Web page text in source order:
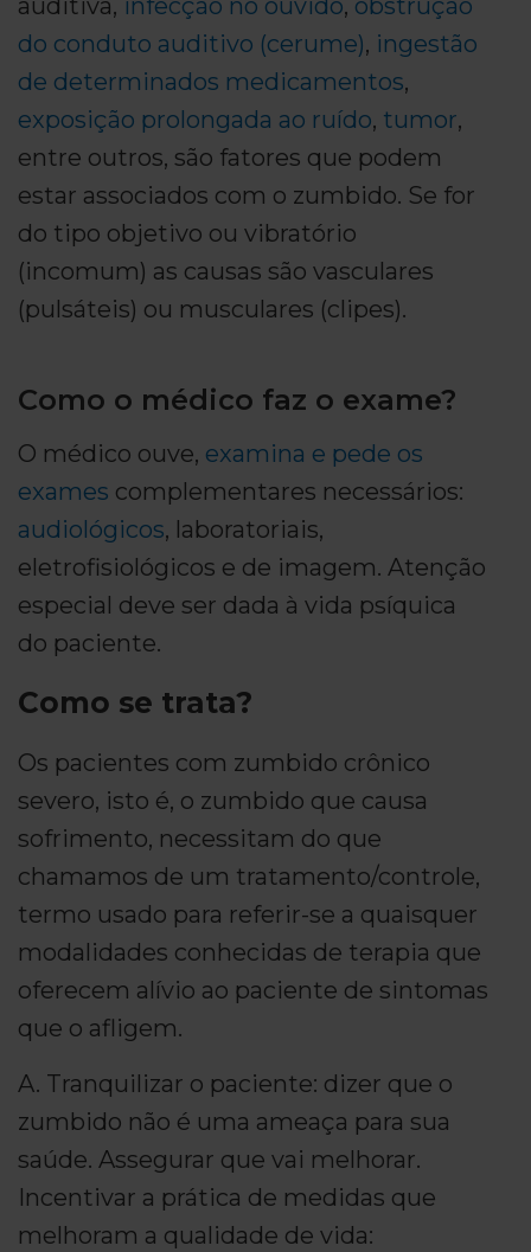
do conduto auditivo (cerume), ingestão
de determinados medicamentos,
exposição prolongada ao ruído, tumor,
entre outros, são fatores que podem
estar associados com o zumbido. Se for
do tipo objetivo ou vibratório
(incomum) as causas são vasculares
(pulsáteis) ou musculares (clipes).
Como o médico faz o exame?
O médico ouve, examina e pede os
exames complementares necessários:
audiológicos, laboratoriais,
eletrofisiológicos e de imagem. Atenção
especial deve ser dada à vida psíquica
do paciente.
Como se trata?
Os pacientes com zumbido crônico
severo, isto é, o zumbido que causa
sofrimento, necessitam do que
chamamos de um tratamento/controle,
termo usado para referir-se a quaisquer
modalidades conhecidas de terapia que
oferecem alívio ao paciente de sintomas
que o afligem.
A. Tranquilizar o paciente: dizer que o
zumbido não é uma ameaça para sua
saúde. Assegurar que vai melhorar.
Incentivar a prática de medidas que
melhoram a qualidade de vida: